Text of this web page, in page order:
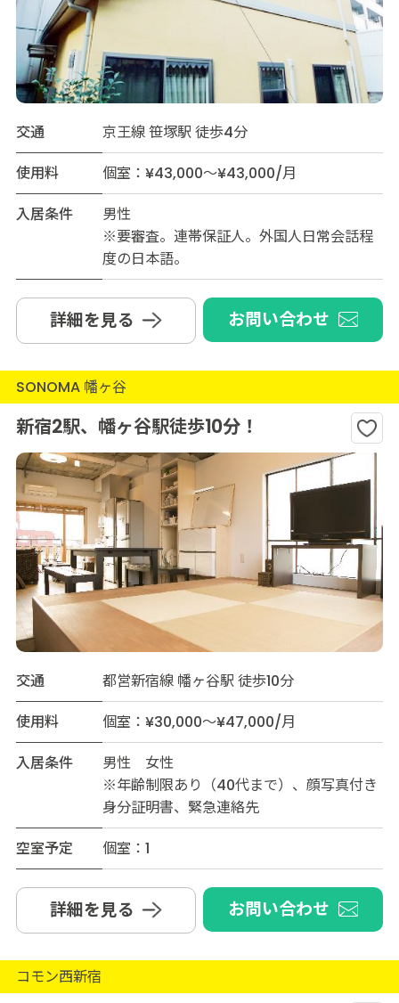
交通
京王線 笹塚駅 徒歩4分
使用料
個室：¥43,000～¥43,000/月
入居条件
男性
※要審査。連帯保証人。外国人日常会話程
度の日本語。
詳細を見る お問い合わせ
SONOMA 幡ヶ谷
新宿2駅、幡ヶ谷駅徒歩10分！
交通
都営新宿線 幡ヶ谷駅 徒歩10分
使用料
個室：¥30,000～¥47,000/月
入居条件
男性 女性
※年齢制限あり（40代まで）、顔写真付き
身分証明書、緊急連絡先
空室予定
個室：1
詳細を見る お問い合わせ
コモン西新宿